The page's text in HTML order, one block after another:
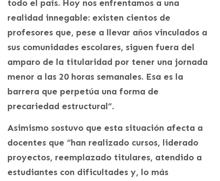
todo el país. Hoy nos enfrentamos a una
realidad innegable: existen cientos de
profesores que, pese a llevar años vinculados a
sus comunidades escolares, siguen fuera del
amparo de la titularidad por tener una jornada
menor a las 20 horas semanales. Esa es la
barrera que perpetúa una forma de
precariedad estructural”.
Asimismo sostuvo que esta situación afecta a
docentes que “han realizado cursos, liderado
proyectos, reemplazado titulares, atendido a
estudiantes con dificultades y, lo más